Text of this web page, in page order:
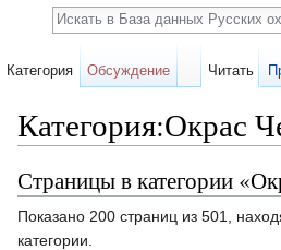
Категория:Окрас
Страницы в категории
Показано 200 страниц из 501,
категории.
Категория Обсуждение Читать
Поиск